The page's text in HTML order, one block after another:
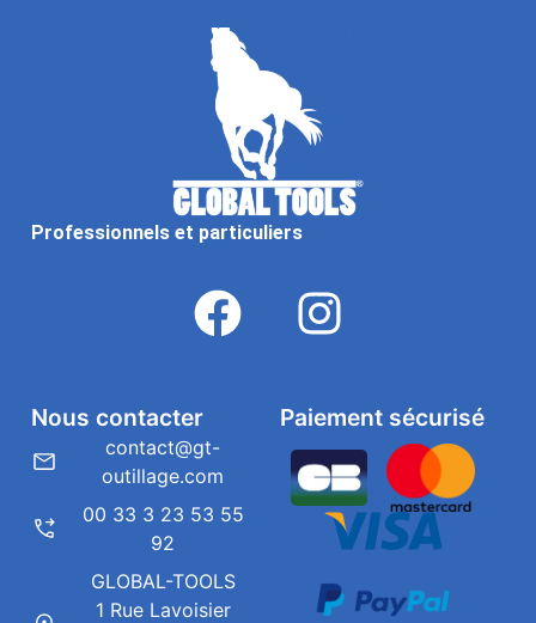
Professionnels et particuliers
Paiement sécurisé
Nous contacter
contact@gt-
outillage.com
00 33 3 23 53 55
92
GLOBAL-TOOLS
1 Rue Lavoisier